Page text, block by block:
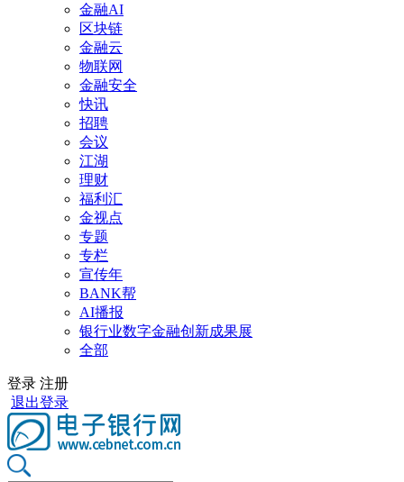
金融AI
区块链
金融云
物联网
金融安全
快讯
招聘
会议
江湖
理财
福利汇
金视点
专题
专栏
宣传年
BANK帮
AI播报
银行业数字金融创新成果展
全部
登录 注册
退出登录